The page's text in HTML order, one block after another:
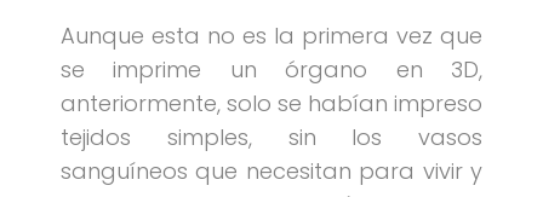
Aunque esta no es la primera vez que
se imprime un órgano en 3D,
anteriormente, solo se habían impreso
tejidos simples, sin los vasos
sanguíneos que necesitan para vivir y